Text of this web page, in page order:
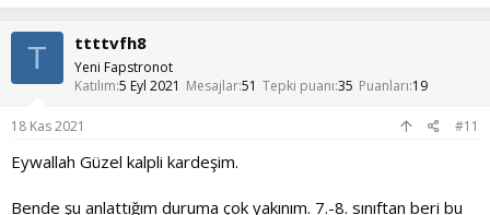
p
k
i
e
T ttttvfh8
Yeni Fapstronot
Katılım 5 Eyl 2021 Mesajlar51 Tepki puanı 35 Puanları 19
18 Kas 2021 #11
Eywallah Güzel kalpli kardeşim.
Bende şu anlattığım duruma çok yakınım. 7.-8. sınıftan beri bu